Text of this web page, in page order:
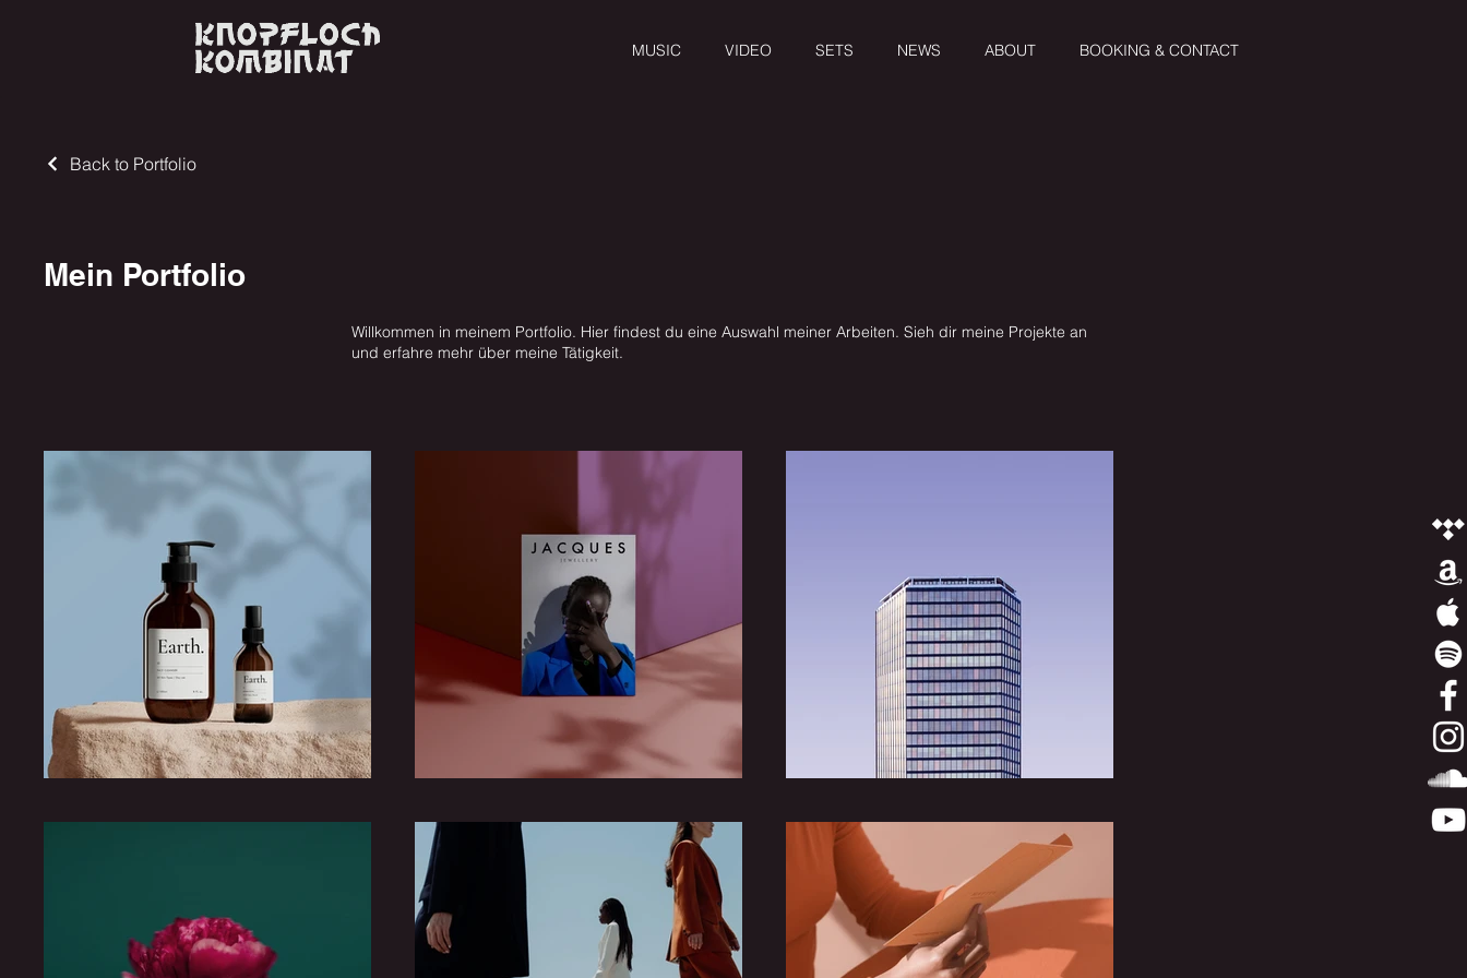
MUSIC VIDEO SETS NEWS ABOUT BOOKING & CONTACT
Back to Portfolio
Mein Portfolio
Willkommen in meinem Portfolio. Hier findest du eine Auswahl meiner Arbeiten. Sieh dir meine Projekte an
und erfahre mehr über meine Tätigkeit.